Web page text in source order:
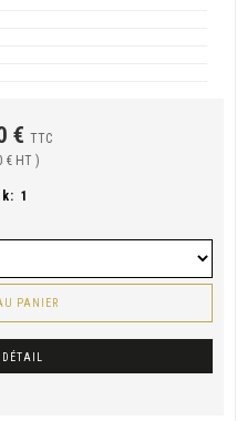
€ TTC
€ HT )
1
PANIER